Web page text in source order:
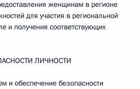
женщинам в регионе
для участия в региональной
и получения соответствующих
ЛИЧНОСТИ
и обеспечение безопасности